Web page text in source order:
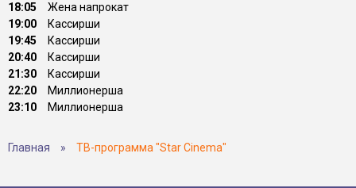
18:05
Жена напрокат
19:00
Кассирши
19:45
Кассирши
20:40
Кассирши
21:30
Кассирши
22:20
Миллионерша
23:10
Миллионерша
Главная » ТВ-программа "Star Cinema"